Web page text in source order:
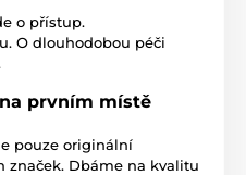
o přístup.
O dlouhodobou péči
prvním místě
pouze originální
značek. Dbáme na kvalitu